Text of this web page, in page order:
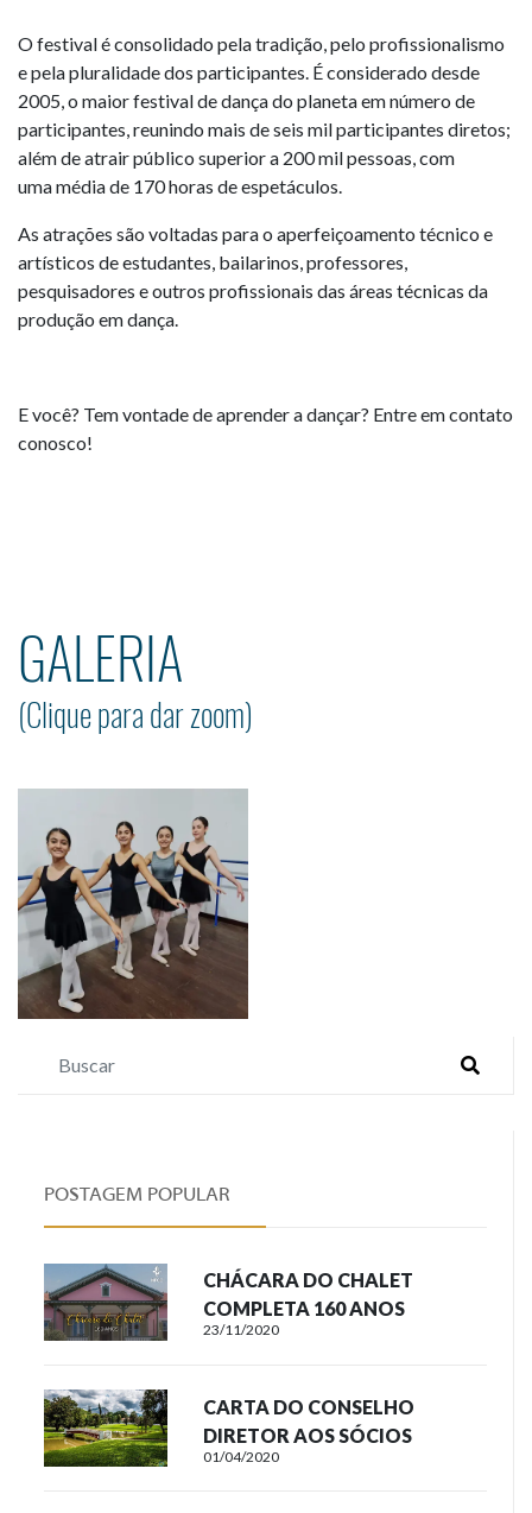
O festival é consolidado pela tradição, pelo profissionalismo
e pela pluralidade dos participantes. É considerado desde
2005, o maior festival de dança do planeta em número de
participantes, reunindo mais de seis mil participantes diretos;
além de atrair público superior a 200 mil pessoas, com
uma média de 170 horas de espetáculos.
As atrações são voltadas para o aperfeiçoamento técnico e
artísticos de estudantes, bailarinos, professores,
pesquisadores e outros profissionais das áreas técnicas da
produção em dança.
E você? Tem vontade de aprender a dançar? Entre em contato
conosco!
GALERIA
(Clique para dar zoom)
POSTAGEM POPULAR
CHÁCARA DO CHALET
COMPLETA 160 ANOS
23/11/2020
CARTA DO CONSELHO
DIRETOR AOS SÓCIOS
01/04/2020